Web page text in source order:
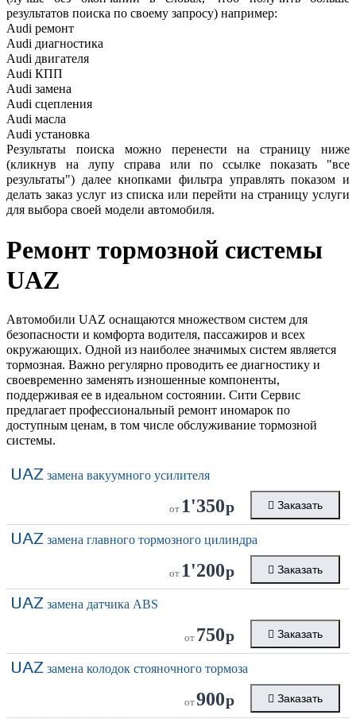
результатов поиска по своему запросу) например:
Audi ремонт
Audi диагностика
Audi двигателя
Audi КПП
Audi замена
Audi сцепления
Audi масла
Audi установка
Результаты поиска можно перенести на страницу ниже
(кликнув на лупу справа или по ссылке показать "все
результаты") далее кнопками фильтра управлять показом и
делать заказ услуг из списка или перейти на страницу услуги
для выбора своей модели автомобиля.
Ремонт тормозной системы
UAZ
Автомобили UAZ оснащаются множеством систем для
безопасности и комфорта водителя, пассажиров и всех
окружающих. Одной из наиболее значимых систем является
тормозная. Важно регулярно проводить ее диагностику и
своевременно заменять изношенные компоненты,
поддерживая ее в идеальном состоянии. Сити Сервис
предлагает профессиональный ремонт иномарок по
доступным ценам, в том числе обслуживание тормозной
системы.
UAZ замена вакуумного усилителя
от 1'350р Заказать
UAZ замена главного тормозного цилиндра
от 1'200р Заказать
UAZ замена датчика ABS
от 750р Заказать
UAZ замена колодок стояночного тормоза
от900р Заказать